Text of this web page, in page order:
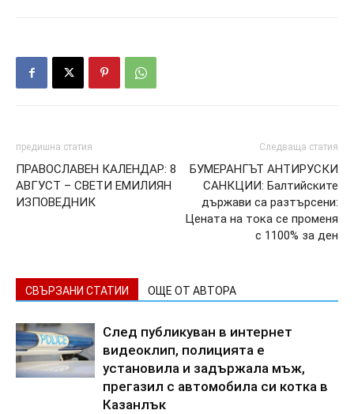
предишна статия
ПРАВОСЛАВЕН КАЛЕНДАР: 8
АВГУСТ – СВЕТИ ЕМИЛИЯН
ИЗПОВЕДНИК
Следваща статия
БУМЕРАНГЪТ АНТИРУСКИ
САНКЦИИ: Балтийските
държави са разтърсени:
Цената на тока се променя
с 1100% за ден
СВЪРЗАНИ СТАТИИ ОЩЕ ОТ АВТОРА
След публикуван в интернет
видеоклип, полицията е
установила и задържала мъж,
прегазил с автомобила си котка в
Казанлък